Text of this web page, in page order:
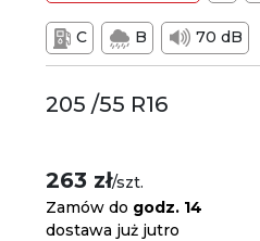
C B 70 dB
205 /55 R16
263 zł/szt.
Zamów do godz. 14
dostawa już jutro